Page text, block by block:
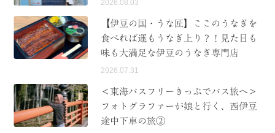
2026.08.03
【伊豆の国・うな匠】ここのうなぎを
食べれば運もうなぎ上り？！見た目も
味も大満足な伊豆のうなぎ専門店
2026.07.31
＜東海バスフリーきっぷでバス旅へ＞
フォトグラファーが娘と行く、西伊豆
途中下車の旅②